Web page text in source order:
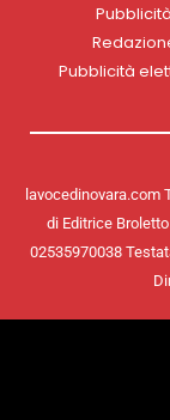
Pubblicità
Pubblicità
lavocedinovara.com
di Editrice
02535970038